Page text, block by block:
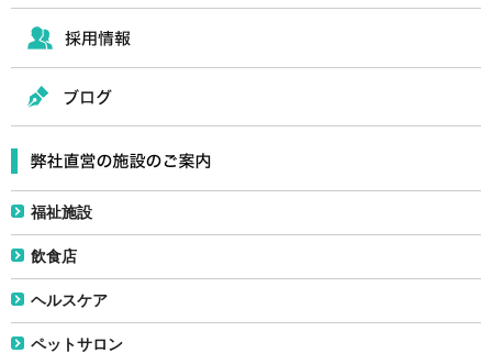
福祉施設
飲食店
ヘルスケア
ペットサロン